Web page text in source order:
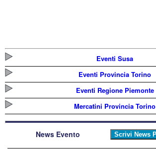
Eventi Susa
Eventi Provincia Torino
Eventi Regione Piemonte
Mercatini Provincia Torino
News Evento